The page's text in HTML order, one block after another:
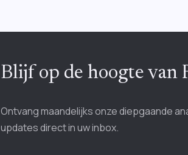
Blijf op de hoogte van
Ontvang maandelijks onze diepgaande
updates direct in uw inbox.